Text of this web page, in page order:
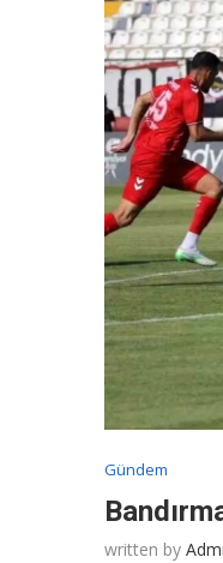
Gündem
written by